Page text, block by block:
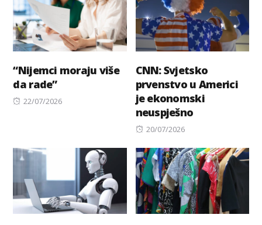
“Nijemci moraju više
da rade”
Posted
22/07/2026
CNN: Svjetsko
prvenstvo u Americi
je ekonomski
neuspješno
Posted
20/07/2026